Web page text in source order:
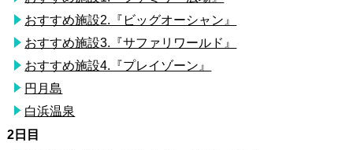
おすすめ施設2.『ビッグオーシャン』
おすすめ施設3.『サファリワールド』
おすすめ施設4.『プレイゾーン』
円月島
白浜温泉
2日目